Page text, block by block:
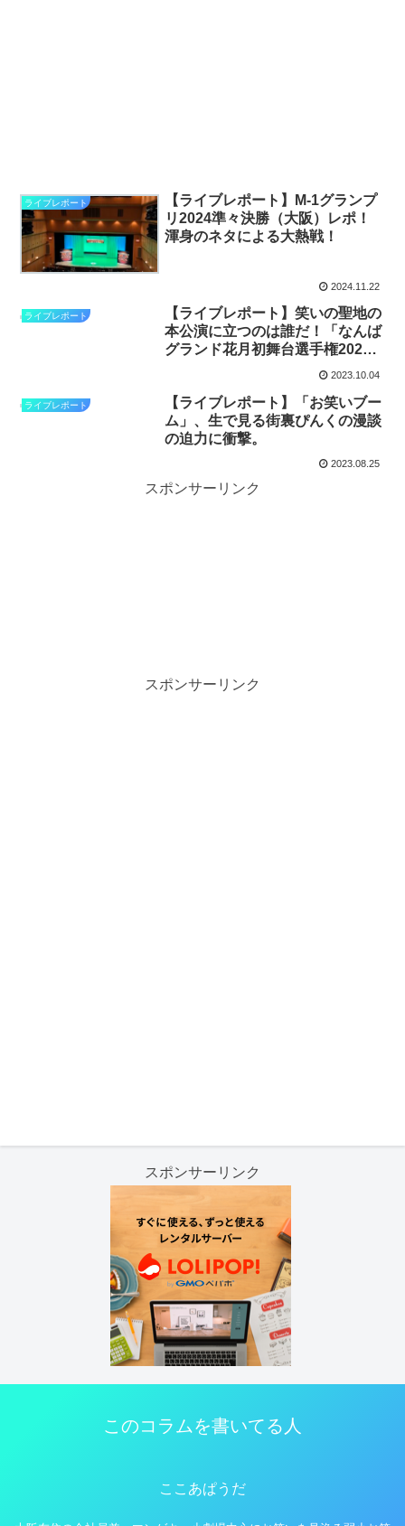
ライブレポート
【ライブレポート】M-1グランプ
リ2024準々決勝（大阪）レポ！
渾身のネタによる大熱戦！
2024.11.22
ライブレポート
【ライブレポート】笑いの聖地の
本公演に立つのは誰だ！「なんば
グランド花月初舞台選手権2023
2023.10.04
ライブレポート
【ライブレポート】「お笑いブー
ム」、生で見る街裏ぴんくの漫談
の迫力に衝撃。
2023.08.25
スポンサーリンク
スポンサーリンク
スポンサーリンク
このコラムを書いてる人
ここあぱうだ